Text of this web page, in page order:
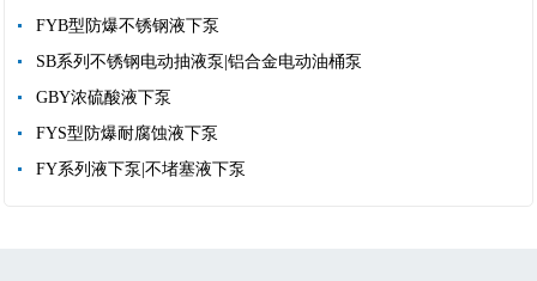
FYB型防爆不锈钢液下泵
SB系列不锈钢电动抽液泵|铝合金电动油桶泵
GBY浓硫酸液下泵
FYS型防爆耐腐蚀液下泵
FY系列液下泵|不堵塞液下泵